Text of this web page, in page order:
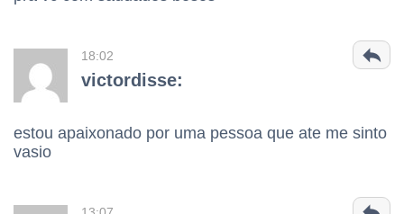
18:02
victordisse:
estou apaixonado por uma pessoa que ate me sinto
vasio